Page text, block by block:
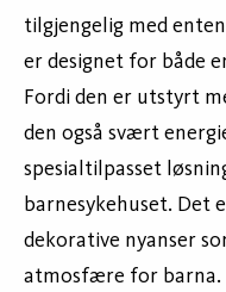
tilgjengelig med
er designet for både
Fordi den er utstyrt
den også svært
spesialtilpasset
barnesykehuset. Det
dekorative nyanser
atmosfære for barna.